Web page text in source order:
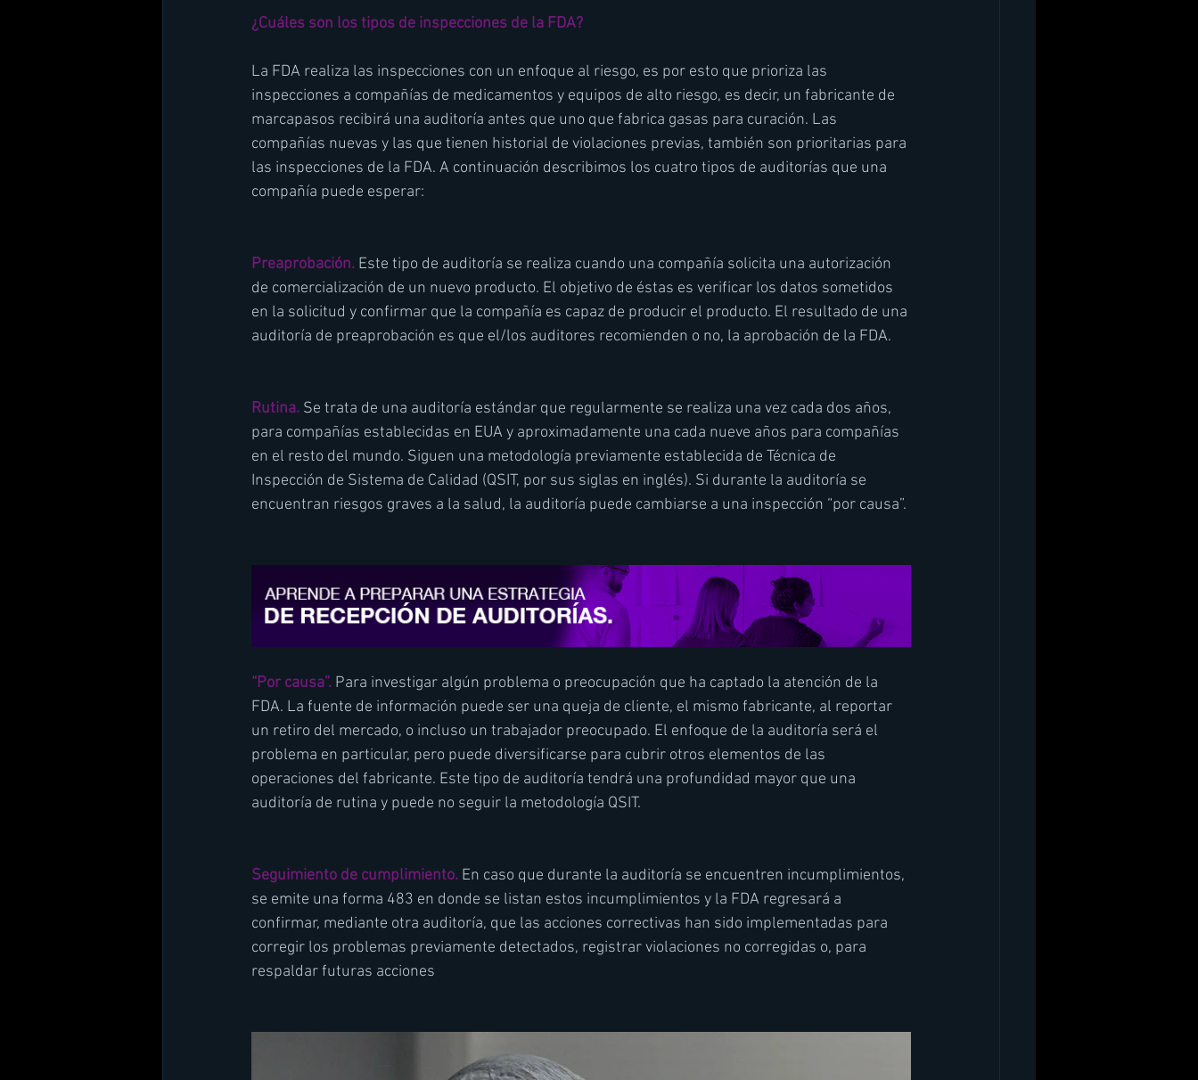
¿Cuáles son los tipos de inspecciones de la FDA?
La FDA realiza las inspecciones con un enfoque al riesgo, es por esto que prioriza las
inspecciones a compañías de medicamentos y equipos de alto riesgo, es decir, un fabricante de
marcapasos recibirá una auditoría antes que uno que fabrica gasas para curación. Las
compañías nuevas y las que tienen historial de violaciones previas, también son prioritarias para
las inspecciones de la FDA. A continuación describimos los cuatro tipos de auditorías que una
compañía puede esperar:
Preaprobación. Este tipo de auditoría se realiza cuando una compañía solicita una autorización
de comercialización de un nuevo producto. El objetivo de éstas es verificar los datos sometidos
en la solicitud y confirmar que la compañía es capaz de producir el producto. El resultado de una
auditoría de preaprobación es que el/los auditores recomienden o no, la aprobación de la FDA.
Rutina. Se trata de una auditoría estándar que regularmente se realiza una vez cada dos años,
para compañías establecidas en EUA y aproximadamente una cada nueve años para compañías
en el resto del mundo. Siguen una metodología previamente establecida de Técnica de
Inspección de Sistema de Calidad (QSIT, por sus siglas en inglés). Si durante la auditoría se
encuentran riesgos graves a la salud, la auditoría puede cambiarse a una inspección “por causa”.
“Por causa”. Para investigar algún problema o preocupación que ha captado la atención de la
FDA. La fuente de información puede ser una queja de cliente, el mismo fabricante, al reportar
un retiro del mercado, o incluso un trabajador preocupado. El enfoque de la auditoría será el
problema en particular, pero puede diversificarse para cubrir otros elementos de las
operaciones del fabricante. Este tipo de auditoría tendrá una profundidad mayor que una
auditoría de rutina y puede no seguir la metodología QSIT.
Seguimiento de cumplimiento. En caso que durante la auditoría se encuentren incumplimientos,
se emite una forma 483 en donde se listan estos incumplimientos y la FDA regresará a
confirmar, mediante otra auditoría, que las acciones correctivas han sido implementadas para
corregir los problemas previamente detectados, registrar violaciones no corregidas o, para
respaldar futuras acciones